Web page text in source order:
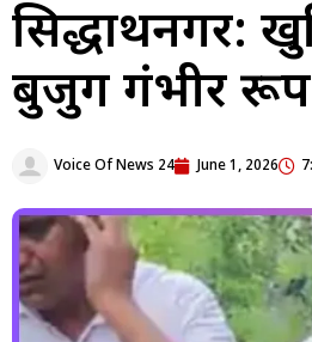
सिद्धार्थनगर:
बुजुर्ग गंभीर
Voice Of News 24 June 1, 2026